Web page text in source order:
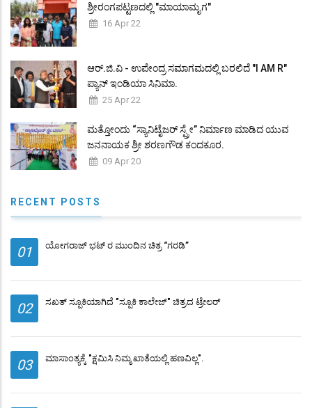
ಶ್ರೀರಂಗಪಟ್ಟಣದಲ್ಲಿ "ಮಾಯಾಮೃಗ"
16 Apr 22
ಆರ್.ಜಿ.ವಿ - ಉಪೇಂದ್ರ ಸಮಾಗಮದಲ್ಲಿ ಬರಲಿದೆ "I AM R"
ಪ್ಯಾನ್ ಇಂಡಿಯಾ ಸಿನಿಮಾ.
25 Apr 22
ಮತ್ತೋಂದು “ಸ್ಯಾನಿಟೈಜರ್ ಸ್ಪ್ರೇ” ನಿರ್ಮಾಣ ಮಾಡಿದ ಯುವ
ಜನನಾಯಕ ಶ್ರೀ ಶರಣಗೌಡ ಕಂದಕೂರ.
09 Apr 20
RECENT POSTS
01 ಯೋಗರಾಜ್ ಭಟ್ ರ ಮುಂದಿನ ಚಿತ್ರ “ಗರಡಿ”
02 ಸಖತ್ ಸ್ಪೂಕಿಯಾಗಿದೆ "ಸ್ಪೂಕಿ ಕಾಲೇಜ್" ಚಿತ್ರದ ಟ್ರೇಲರ್
03 ಮಾಸಾಂತ್ಯಕ್ಕೆ "ಕ್ಷಮಿಸಿ ನಿಮ್ಮ ಖಾತೆಯಲ್ಲಿ ಹಣವಿಲ್ಲ".